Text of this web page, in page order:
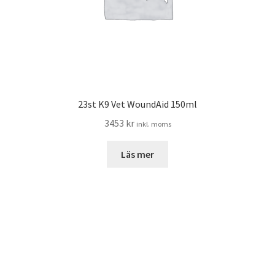
23st K9 Vet WoundAid 150ml
3453 kr inkl. moms
Läs mer